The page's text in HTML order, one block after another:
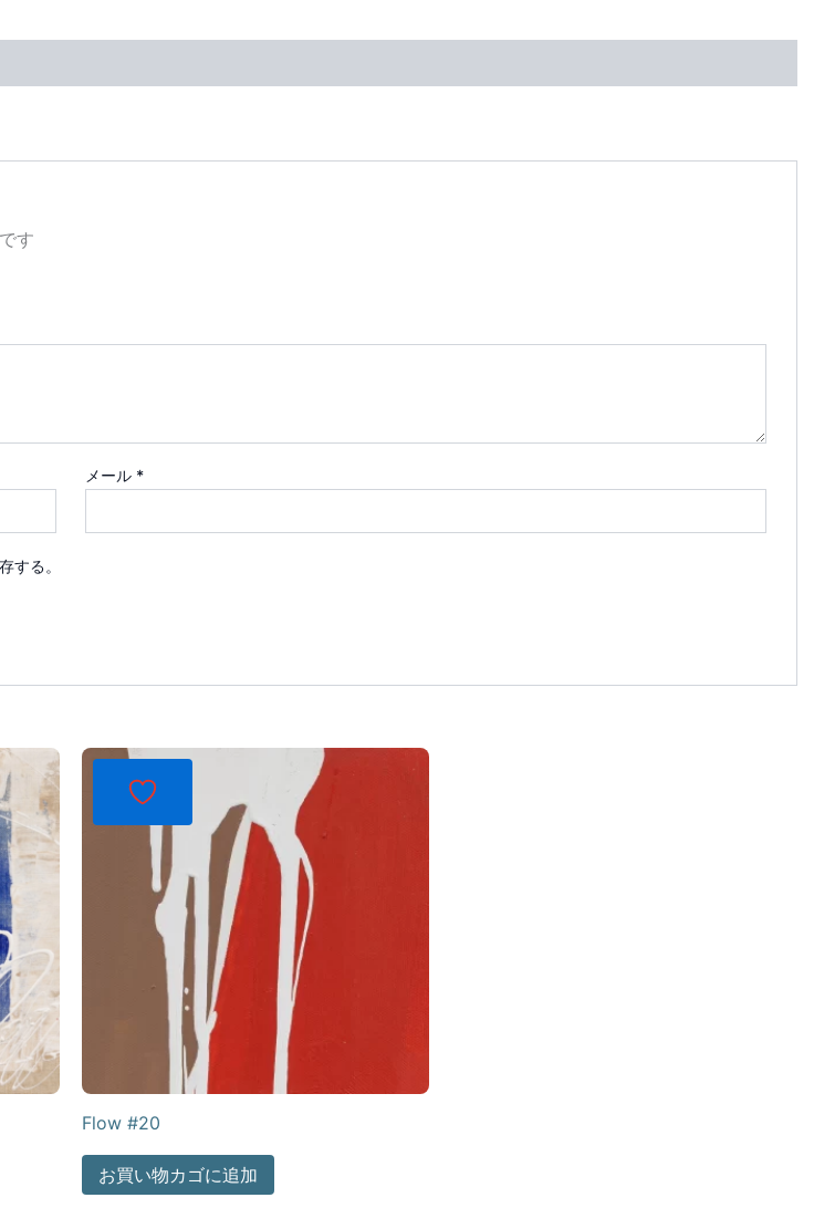
す
メール *
する。
Flow #20
お買い物カゴに追加